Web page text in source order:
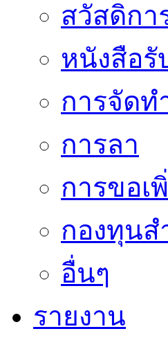
สวัสดิกา
หนังสือรั
การจัดท
การลา
การขอเ
กองทุนส
อื่นๆ
รายงาน